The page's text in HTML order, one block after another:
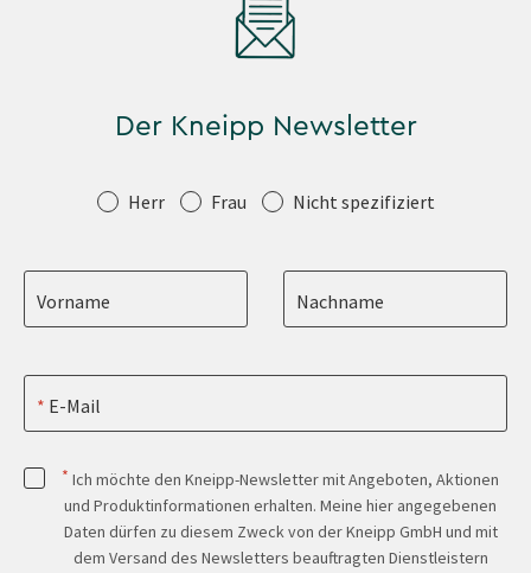
Der Kneipp Newsletter
Anrede Herr Frau Nicht spezifiziert
Vorname Nachname
E-Mail
* Ich möchte den Kneipp-Newsletter mit Angeboten, Aktionen
und Produktinformationen erhalten. Meine hier angegebenen
Daten dürfen zu diesem Zweck von der Kneipp GmbH und mit
dem Versand des Newsletters beauftragten Dienstleistern